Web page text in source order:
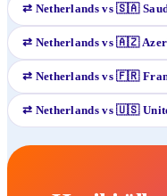
⇄ Netherlandsvs🇸🇦
⇄ Netherlandsvs🇦🇿
⇄ Netherlandsvs🇫🇷
⇄ Netherlandsvs🇺🇸